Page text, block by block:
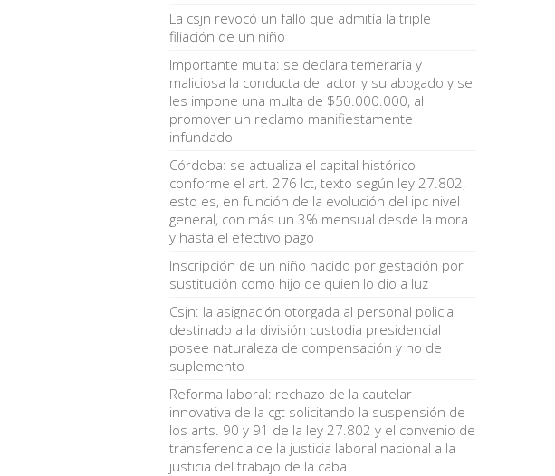
La csjn revocó un fallo que admitía la triple
filiación de un niño
Importante multa: se declara temeraria y
maliciosa la conducta del actor y su abogado y se
les impone una multa de $50.000.000, al
promover un reclamo manifiestamente
infundado
Córdoba: se actualiza el capital histórico
conforme el art. 276 lct, texto según ley 27.802,
esto es, en función de la evolución del ipc nivel
general, con más un 3% mensual desde la mora
y hasta el efectivo pago
Inscripción de un niño nacido por gestación por
sustitución como hijo de quien lo dio a luz
Csjn: la asignación otorgada al personal policial
destinado a la división custodia presidencial
posee naturaleza de compensación y no de
suplemento
Reforma laboral: rechazo de la cautelar
innovativa de la cgt solicitando la suspensión de
los arts. 90 y 91 de la ley 27.802 y el convenio de
transferencia de la justicia laboral nacional a la
justicia del trabajo de la caba